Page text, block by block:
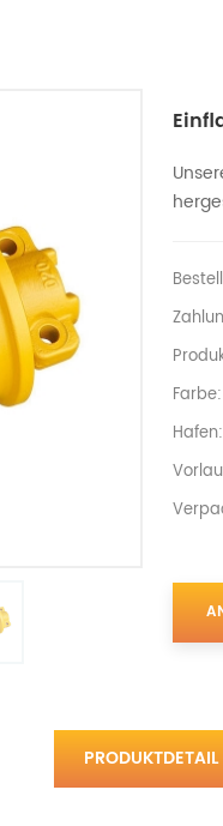
Farbe:
Hafen:
PRODUKTDETAIL